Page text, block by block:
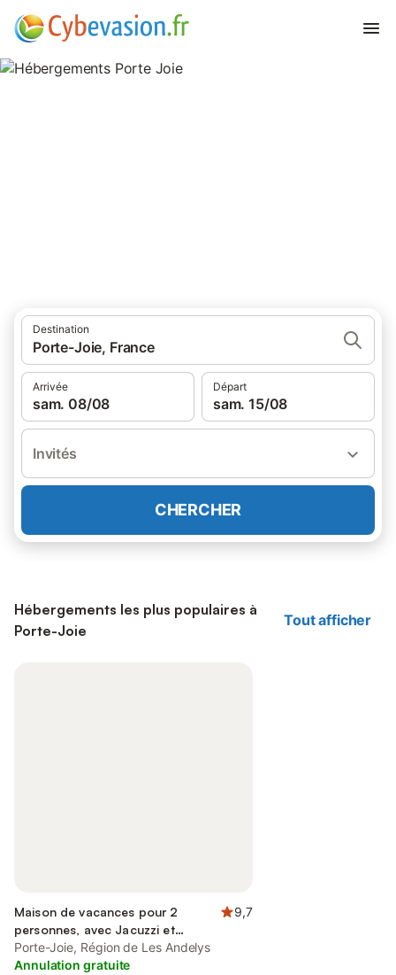
Destination
Porte-Joie, France
Arrivée
sam. 08/08
Départ
sam. 15/08
Invités
CHERCHER
Hébergements les plus populaires à
Porte-Joie
Tout afficher
Maison de vacances pour 2
personnes, avec Jacuzzi et
Terrasse ainsi que Jardin et Vue
9,7
Porte-Joie, Région de Les Andelys
Annulation gratuite